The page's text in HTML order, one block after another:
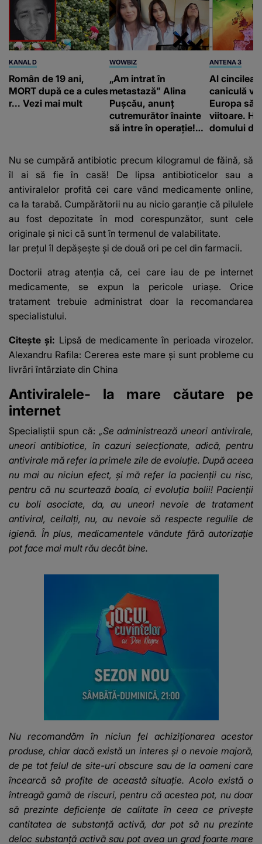
KANAL D
Român de 19 ani,
MORT după ce a cules
r... Vezi mai mult
WOWBIZ
„Am intrat în
metastază” Alina
Pușcău, anunț
cutremurător înainte
să intre în operație!
fanilor
ANTENA 3
Al cincilea
caniculă
Europa
viitoare.
domului de
Nu se cumpără antibiotic precum kilogramul de făină, să
îl ai să fie în casă! De lipsa antibioticelor sau a
antiviralelor profită cei care vând medicamente online,
ca la tarabă. Cumpărătorii nu au nicio garanție că pilulele
au fost depozitate în mod corespunzător, sunt cele
originale și nici că sunt în termenul de valabilitate.
Iar prețul îl depășește și de două ori pe cel din farmacii.
Doctorii atrag atenția că, cei care iau de pe internet
medicamente, se expun la pericole uriașe. Orice
tratament trebuie administrat doar la recomandarea
specialistului.
Citește și: Lipsă de medicamente în perioada virozelor.
Alexandru Rafila: Cererea este mare şi sunt probleme cu
livrări întârziate din China
Antiviralele- la mare căutare pe
internet
Specialiștii spun că: „Se administrează uneori antivirale,
uneori antibiotice, în cazuri selecționate, adică, pentru
antivirale mă refer la primele zile de evoluție. După aceea
nu mai au niciun efect, și mă refer la pacienții cu risc,
pentru că nu scurtează boala, ci evoluția bolii! Pacienții
cu boli asociate, da, au uneori nevoie de tratament
antiviral, ceilalți, nu, au nevoie să respecte regulile de
igienă. În plus, medicamentele vândute fără autorizație
pot face mai mult rău decât bine.
Nu recomandăm în niciun fel achiziționarea acestor
produse, chiar dacă există un interes și o nevoie majoră,
de pe tot felul de site-uri obscure sau de la oameni care
încearcă să profite de această situație. Acolo există o
întreagă gamă de riscuri, pentru că acestea pot, nu doar
să prezinte deficiențe de calitate în ceea ce privește
cantitatea de substanță activă, dar pot să nu prezinte
deloc substanță activă sau pot avea un grad foarte mare